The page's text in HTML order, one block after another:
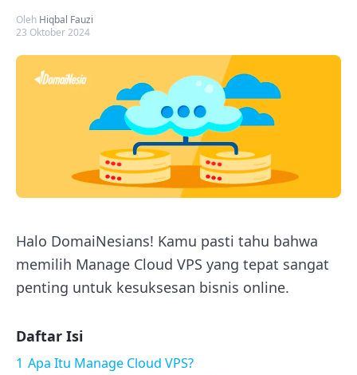
Oleh Hiqbal Fauzi
23 Oktober 2024
Halo DomaiNesians! Kamu pasti tahu bahwa
memilih Manage Cloud VPS yang tepat sangat
penting untuk kesuksesan bisnis online.
Daftar Isi
1 Apa Itu Manage Cloud VPS?